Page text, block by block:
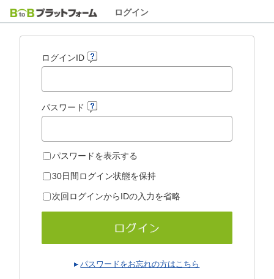
ログイン
ログインID
パスワード
パスワードを表示する
30日間ログイン状態を保持
次回ログインからIDの入力を省略
パスワードをお忘れの方はこちら